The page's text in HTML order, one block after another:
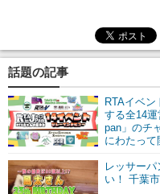
マンガ
ニコニコQ
話題の記事
RTAイベ
する全14
pan」のチ
にわたって
レッサー
い！ 千葉